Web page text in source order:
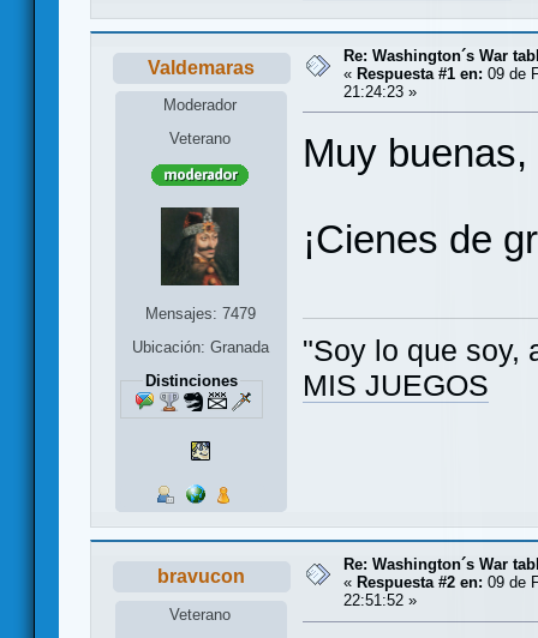
Valdemaras
Moderador
Veterano
Mensajes: 7479
Ubicación: Granada
Distinciones
Re: Washington´s War
« Respuesta #1 en: 09 de
21:24:23 »
Muy
¡Cienes de
"Soy lo que soy,
MIS JUEGOS
bravucon
Veterano
Re: Washington´s War
« Respuesta #2 en: 09 de
22:51:52 »